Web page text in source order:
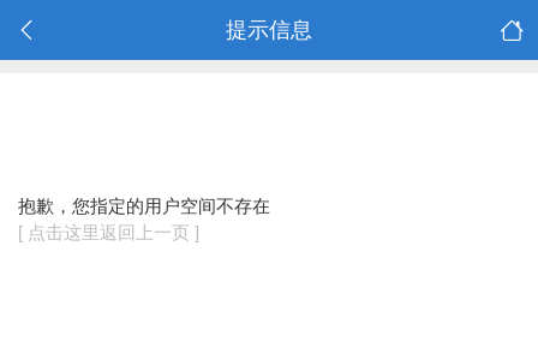
提示信息
抱歉，您指定的用户空间不存在
[ 点击这里返回上一页 ]